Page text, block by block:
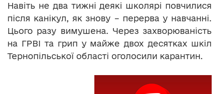
Навіть не два тижні деякі школярі повчилися
після канікул, як знову – перерва у навчанні.
Цього разу вимушена. Через захворюваність
на ГРВІ та грип у майже двох десятках шкіл
Тернопільської області оголосили карантин.